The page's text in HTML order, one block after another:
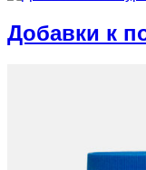
Добавки к